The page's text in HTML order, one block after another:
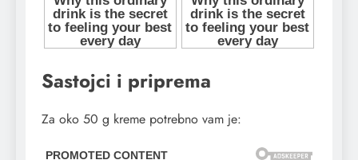
Sastojci i priprema
Za oko 50 g kreme potrebno vam je: